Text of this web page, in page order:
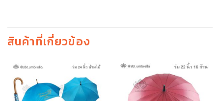
สินค้าที่เกี่ยวข้อง